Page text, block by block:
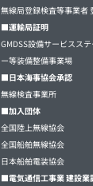
無線局登録検査等事業者
■運輸局証明
GMDSS設備サービスス
ー等装備整備事業場
■日本海事協会承認
無線検査事業所
■加入団体
全国陸上無線協会
全国船舶無線協会
日本船舶電装協会
■電気通信工事業 建設業